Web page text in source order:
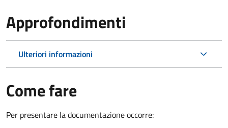
Approfondimenti
Ulteriori informazioni
Come fare
Per presentare la documentazione occorre: